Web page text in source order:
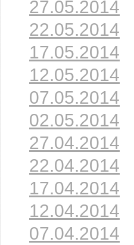
27.05.2014
22.05.2014
17.05.2014
12.05.2014
07.05.2014
02.05.2014
27.04.2014
22.04.2014
17.04.2014
12.04.2014
07.04.2014